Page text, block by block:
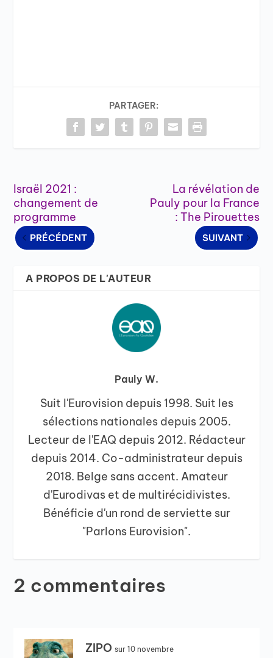
PARTAGER:
Israël 2021 :
changement de
programme
PRÉCÉDENT
La révélation de
Pauly pour la France
: The Pirouettes
SUIVANT
A PROPOS DE L'AUTEUR
Pauly W.
Suit l'Eurovision depuis 1998. Suit les
sélections nationales depuis 2005.
Lecteur de l'EAQ depuis 2012. Rédacteur
depuis 2014. Co-administrateur depuis
2018. Belge sans accent. Amateur
d'Eurodivas et de multirécidivistes.
Bénéficie d'un rond de serviette sur
"Parlons Eurovision".
2 commentaires
ZIPO sur 10 novembre